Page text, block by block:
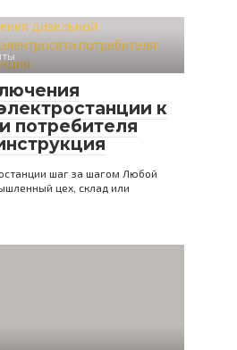
к
потребителя
шаг за шагом Любой
цех, склад или